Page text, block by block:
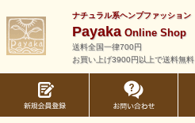
ナチュラル系ヘンプファッション
PayakaOnline Shop
送料全国一律700円
お買い上げ3900円以上で送料無料